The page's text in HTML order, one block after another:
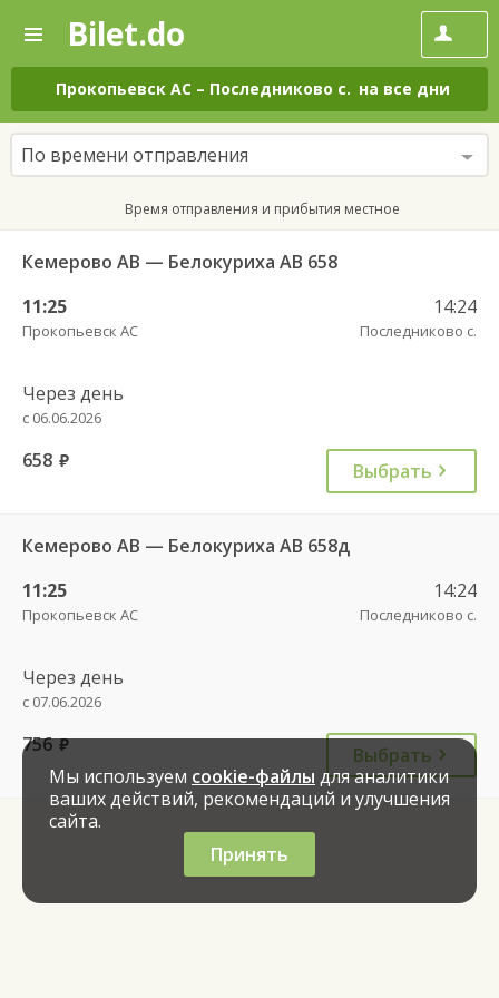
—
Поиск
и
покупка
билетов
на
автобус
онлайн
Bilet.do
Прокопьевск АС – Последниково с. на все дни
По времени отправления
Время отправления и прибытия местное
Кемерово АВ — Белокуриха АВ 658
11:25
Прокопьевск АС
14:24
Последниково с.
Через день
с 06.06.2026
658 руб. Выбрать
Кемерово АВ — Белокуриха АВ 658д
11:25
Прокопьевск АС
14:24
Последниково с.
Через день
с 07.06.2026
756 руб.
Выбрать
Мы используем cookie-файлы для аналитики
ваших действий, рекомендаций и улучшения
сайта.
Принять